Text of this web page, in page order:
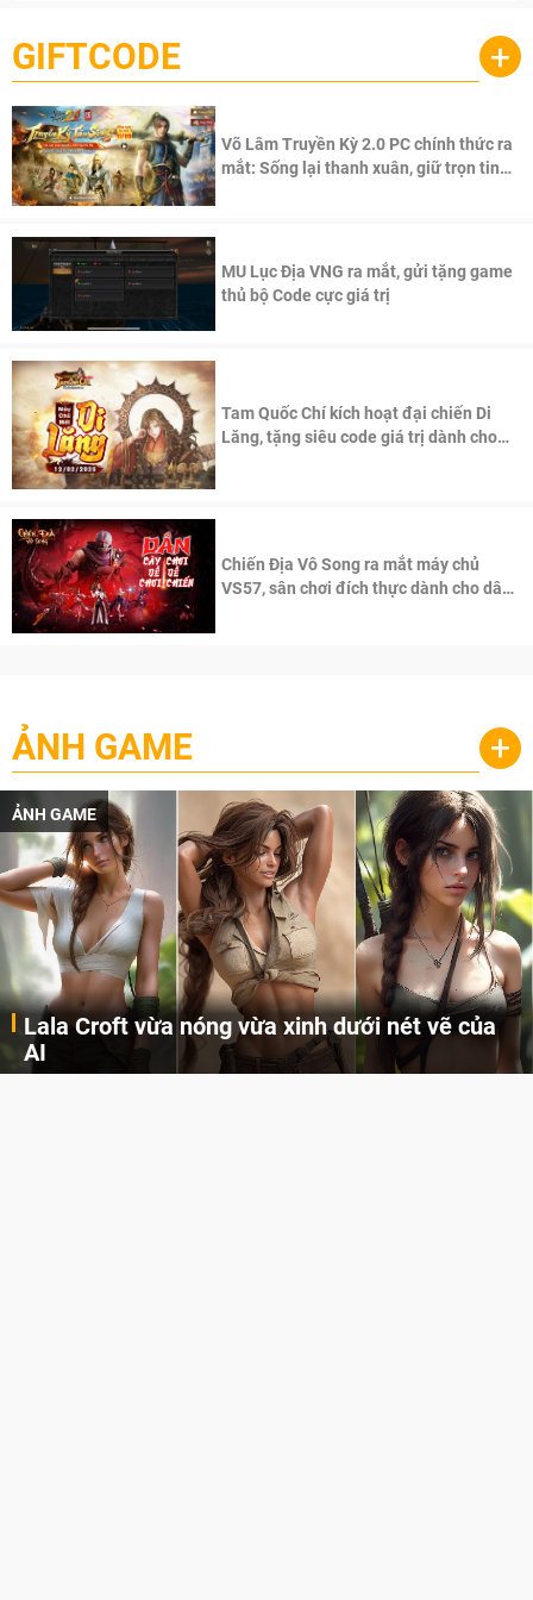
GIFTCODE +
Võ Lâm Truyền Kỳ 2.0 PC chính thức ra
mắt: Sống lại thanh xuân, giữ trọn tinh
MU Lục Địa VNG ra mắt, gửi tặng game
thủ bộ Code cực giá trị
Tam Quốc Chí kích hoạt đại chiến Di
Lăng, tặng siêu code giá trị dành cho
Chiến Địa Vô Song ra mắt máy chủ
VS57, sân chơi đích thực dành cho dân
ẢNH GAME +
ẢNH GAME
Lala Croft vừa nóng vừa xinh dưới nét vẽ của
AI